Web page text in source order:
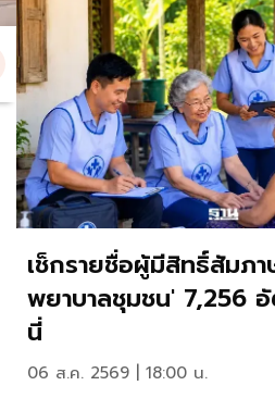
เช็กรายชื่อผู้มีสิทธิ์สัมภ
พยาบาลชุมชน' 7,256
นี่
06 ส.ค. 2569 | 18:00 น.